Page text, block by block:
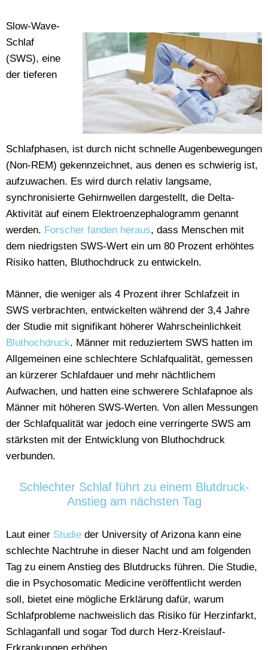
Slow-Wave-
Schlaf
(SWS), eine
der tieferen
Schlafphasen, ist durch nicht schnelle Augenbewegungen
(Non-REM) gekennzeichnet, aus denen es schwierig ist,
aufzuwachen. Es wird durch relativ langsame,
synchronisierte Gehirnwellen dargestellt, die Delta-
Aktivität auf einem Elektroenzephalogramm genannt
werden. Forscher fanden heraus, dass Menschen mit
dem niedrigsten SWS-Wert ein um 80 Prozent erhöhtes
Risiko hatten, Bluthochdruck zu entwickeln.
Männer, die weniger als 4 Prozent ihrer Schlafzeit in
SWS verbrachten, entwickelten während der 3,4 Jahre
der Studie mit signifikant höherer Wahrscheinlichkeit
Bluthochdruck. Männer mit reduziertem SWS hatten im
Allgemeinen eine schlechtere Schlafqualität, gemessen
an kürzerer Schlafdauer und mehr nächtlichem
Aufwachen, und hatten eine schwerere Schlafapnoe als
Männer mit höheren SWS-Werten. Von allen Messungen
der Schlafqualität war jedoch eine verringerte SWS am
stärksten mit der Entwicklung von Bluthochdruck
verbunden.
Schlechter Schlaf führt zu einem Blutdruck-
Anstieg am nächsten Tag
Laut einer Studie der University of Arizona kann eine
schlechte Nachtruhe in dieser Nacht und am folgenden
Tag zu einem Anstieg des Blutdrucks führen. Die Studie,
die in Psychosomatic Medicine veröffentlicht werden
soll, bietet eine mögliche Erklärung dafür, warum
Schlafprobleme nachweislich das Risiko für Herzinfarkt,
Schlaganfall und sogar Tod durch Herz-Kreislauf-